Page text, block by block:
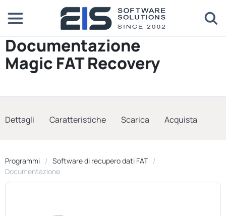
Documentazione
Magic FAT Recovery
Dettagli Caratteristiche Scarica Acquista
Programmi
Software di recupero dati FAT
Documentazione